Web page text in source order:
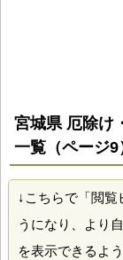
宮城県 厄除け
一覧（ページ9
↓こちらで「閲
うになり、より
を表示できるよ